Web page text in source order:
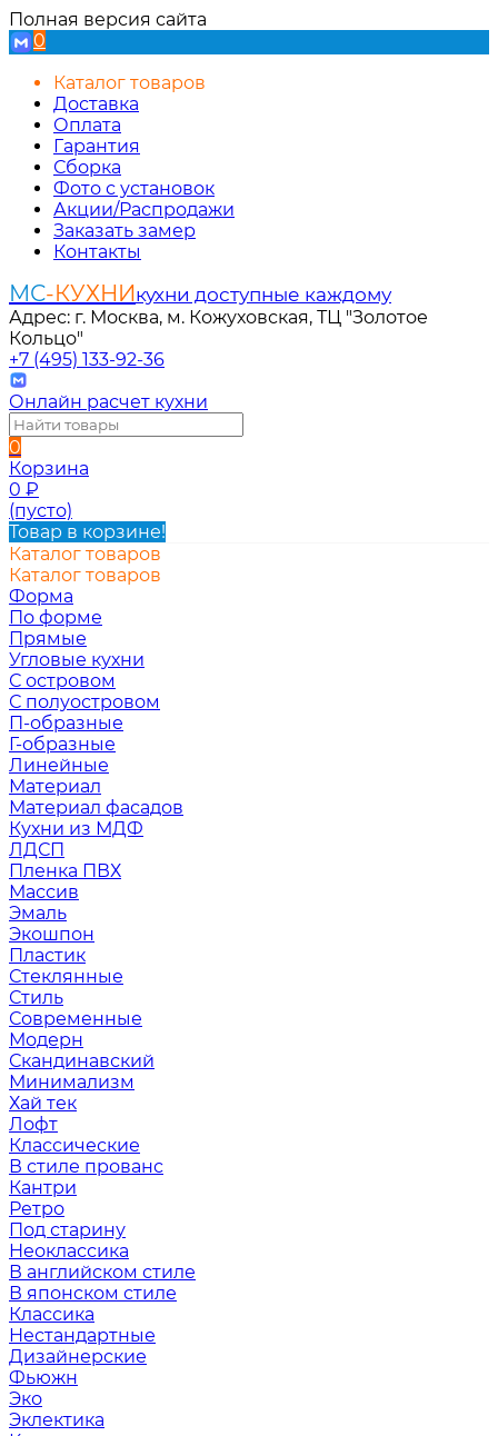
Полная версия сайта
0
Каталог товаров
Доставка
Оплата
Гарантия
Сборка
Фото с установок
Акции/Распродажи
Заказать замер
Контакты
МС-КУХНИкухни доступные каждому
Адрес: г. Москва, м. Кожуховская, ТЦ "Золотое
Кольцо"
+7 (495) 133-92-36
Онлайн расчет кухни
0
Корзина
0 ₽
(пусто)
Товар в корзине!
Каталог товаров
Каталог товаров
Форма
По форме
Прямые
Угловые кухни
С островом
С полуостровом
П-образные
Г-образные
Линейные
Материал
Материал фасадов
Кухни из МДФ
ЛДСП
Пленка ПВХ
Массив
Эмаль
Экошпон
Пластик
Стеклянные
Стиль
Современные
Модерн
Скандинавский
Минимализм
Хай тек
Лофт
Классические
В стиле прованс
Кантри
Ретро
Под старину
Неоклассика
В английском стиле
В японском стиле
Классика
Нестандартные
Дизайнерские
Фьюжн
Эко
Эклектика